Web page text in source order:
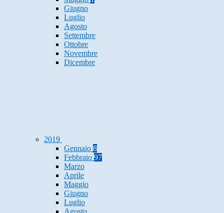
Giugno
Luglio
Agosto
Settembre
Ottobre
Novembre
Dicembre
2019
Gennaio 8
Febbraio 97
Marzo
Aprile
Maggio
Giugno
Luglio